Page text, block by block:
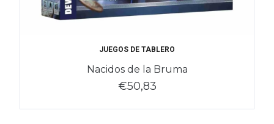
JUEGOS DE TABLERO
Nacidos de la Bruma
€50,83